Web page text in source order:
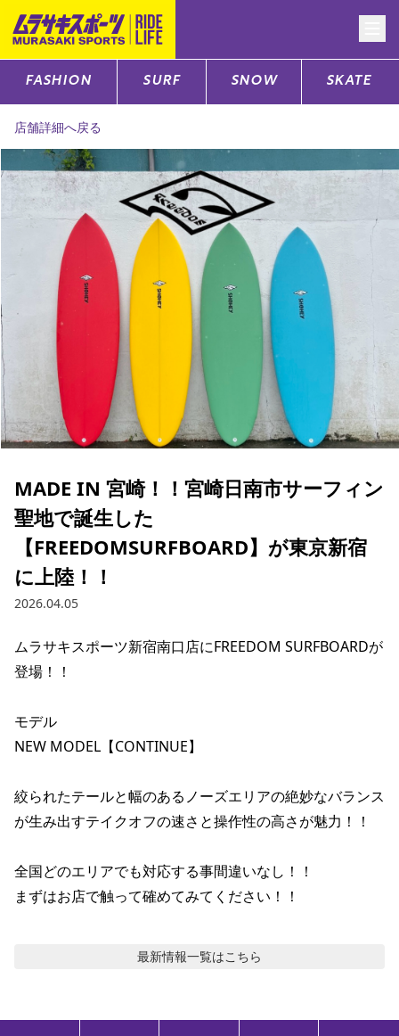
CATEGORY
サーフTOP
スノーTOP
スケートTOP
CONTENTS
ブランド一覧
特集一覧
SUPPORT
ご利用ガイド
会員ランク
アフターサポート
店舗一覧
お問い合わせ
ムラサキスポーツ 公式アプリ
ポイント・クーポンもこのアプリで！
FASHION SURF SNOW SKATE
店舗詳細へ戻る
MADE IN 宮崎！！宮崎日南市サーフィン
聖地で誕生した
【FREEDOMSURFBOARD】が東京新宿
に上陸！！
2026.04.05
ムラサキスポーツ新宿南口店にFREEDOM SURFBOARDが
登場！！
モデル
NEW MODEL【CONTINUE】
絞られたテールと幅のあるノーズエリアの絶妙なバランス
が生み出すテイクオフの速さと操作性の高さが魅力！！
全国どのエリアでも対応する事間違いなし！！
まずはお店で触って確めてみてください！！
最新情報一覧はこちら